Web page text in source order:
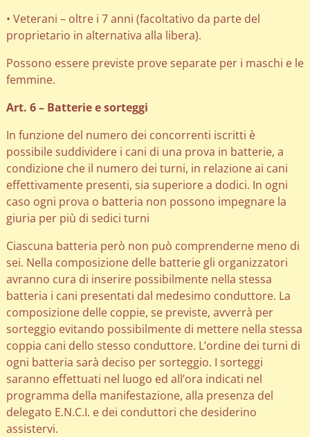
• Veterani – oltre i 7 anni (facoltativo da parte del
proprietario in alternativa alla libera).
Possono essere previste prove separate per i maschi e le
femmine.
Art. 6 – Batterie e sorteggi
In funzione del numero dei concorrenti iscritti è
possibile suddividere i cani di una prova in batterie, a
condizione che il numero dei turni, in relazione ai cani
effettivamente presenti, sia superiore a dodici. In ogni
caso ogni prova o batteria non possono impegnare la
giuria per più di sedici turni
Ciascuna batteria però non può comprenderne meno di
sei. Nella composizione delle batterie gli organizzatori
avranno cura di inserire possibilmente nella stessa
batteria i cani presentati dal medesimo conduttore. La
composizione delle coppie, se previste, avverrà per
sorteggio evitando possibilmente di mettere nella stessa
coppia cani dello stesso conduttore. L’ordine dei turni di
ogni batteria sarà deciso per sorteggio. I sorteggi
saranno effettuati nel luogo ed all’ora indicati nel
programma della manifestazione, alla presenza del
delegato E.N.C.I. e dei conduttori che desiderino
assistervi.